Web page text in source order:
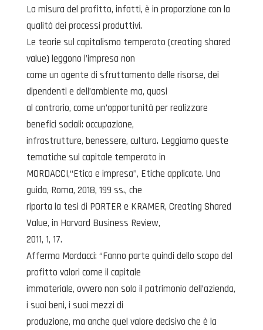
La misura del profitto, infatti, è in proporzione con la
qualità dei processi produttivi.
Le teorie sul capitalismo temperato (creating shared
value) leggono l’impresa non
come un agente di sfruttamento delle risorse, dei
dipendenti e dell’ambiente ma, quasi
al contrario, come un’opportunità per realizzare
benefici sociali: occupazione,
infrastrutture, benessere, cultura. Leggiamo queste
tematiche sul capitale temperato in
MORDACCI,“Etica e impresa”, Etiche applicate. Una
guida, Roma, 2018, 199 ss., che
riporta la tesi di PORTER e KRAMER, Creating Shared
Value, in Harvard Business Review,
2011, 1, 17.
Afferma Mordacci: “Fanno parte quindi dello scopo del
profitto valori come il capitale
immateriale, ovvero non solo il patrimonio dell’azienda,
i suoi beni, i suoi mezzi di
produzione, ma anche quel valore decisivo che è la